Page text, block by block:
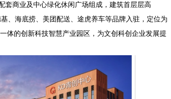
套商业及中心绿化休闲广场组成，建筑首层层高
、海底捞、美团配送、途虎养车等品牌入驻，定位为
体的创新科技智慧产业园区，为文创科创企业发展提